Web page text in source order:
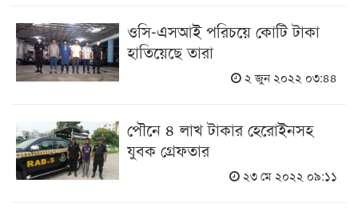
ওসি-এসআই পরিচয়ে কোটি টাকা
হাতিয়েছে তারা
২ জুন ২০২২ ০৩:৪৪
পৌনে ৪ লাখ টাকার হেরোইনসহ
যুবক গ্রেফতার
২৩ মে ২০২২ ০৯:১১